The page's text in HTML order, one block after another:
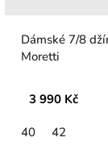
Dámské 7/8 džíny
Moretti
3 990 Kč
40 42